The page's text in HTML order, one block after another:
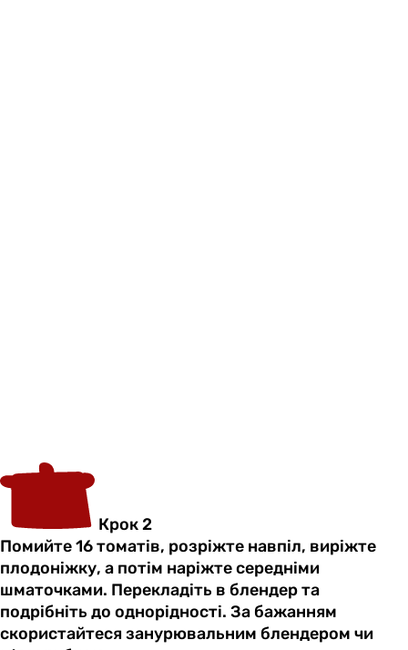
Крок 2
Помийте 16 томатів, розріжте навпіл, виріжте
плодоніжку, а потім наріжте середніми
шматочками. Перекладіть в блендер та
подрібніть до однорідності. За бажанням
скористайтеся занурювальним блендером чи